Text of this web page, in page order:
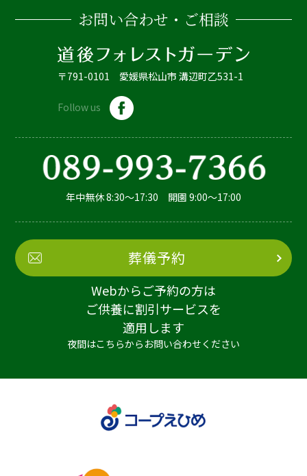
お問い合わせ・ご相談
〒791-0101 愛媛県松山市 溝辺町乙531-1
Follow us
年中無休 8:30～17:30 開園 9:00～17:00
葬儀予約
Webからご予約の方は
ご供養に割引サービスを
適用します
夜間はこちらからお問い合わせください